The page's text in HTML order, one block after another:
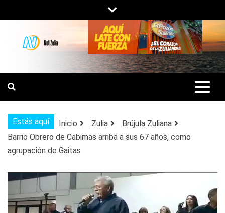
al
contenido
NOTIZULIA
NOTICIAS DEL ZULIA, VENEZUELA Y
DE INTERÉS GENERAL.
Estás aquí Inicio Zulia
Brújula Zuliana
Barrio Obrero de Cabimas arriba a sus 67 años, como
agrupación de Gaitas